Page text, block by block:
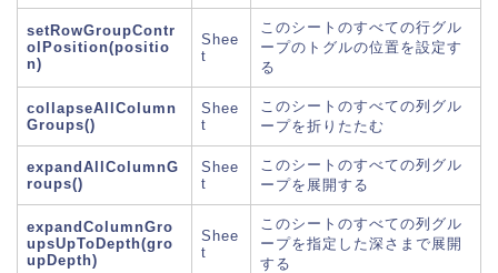
setRowGroupContr
olPosition(positio
n)
Shee
t
このシートのすべての行グル
ープのトグルの位置を設定す
る
collapseAllColumn
Groups()
Shee
t
このシートのすべての列グル
ープを折りたたむ
expandAllColumnG
roups()
Shee
t
このシートのすべての列グル
ープを展開する
expandColumnGro
upsUpToDepth(gro
upDepth)
Shee
t
このシートのすべての列グル
ープを指定した深さまで展開
する